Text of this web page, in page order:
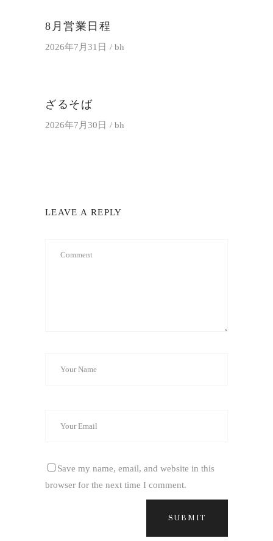
8月営業日程
2026年7月31日 bh
ざるそば
2026年7月30日 bh
LEAVE A REPLY
Save my name, email, and website in this
browser for the next time I comment.
SUBMIT